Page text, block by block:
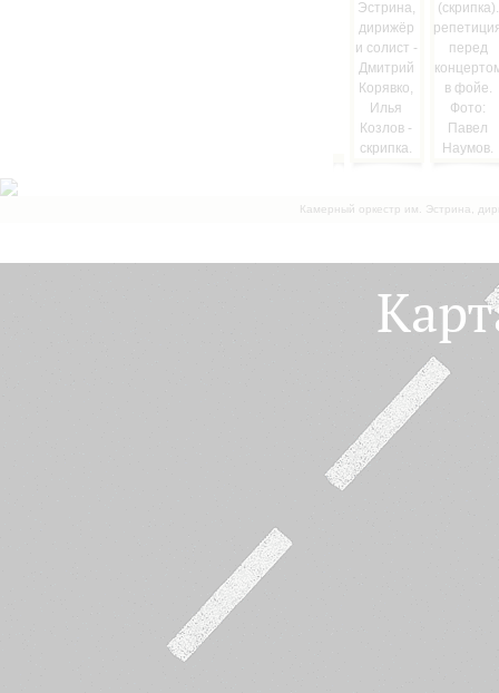
Камерный оркестр им. Эстрина,